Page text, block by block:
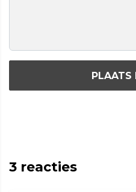
PLAATS
3 reacties